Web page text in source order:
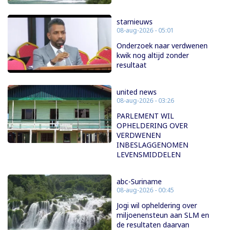
starnieuws
08-aug-2026 - 05:01
Onderzoek naar verdwenen
kwik nog altijd zonder
resultaat
united news
08-aug-2026 - 03:26
PARLEMENT WIL
OPHELDERING OVER
VERDWENEN
INBESLAGGENOMEN
LEVENSMIDDELEN
abc-Suriname
08-aug-2026 - 00:45
Jogi wil opheldering over
miljoenensteun aan SLM en
de resultaten daarvan